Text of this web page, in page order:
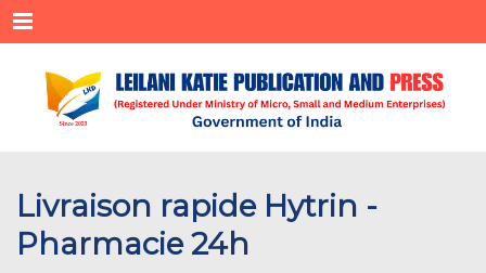
Menu
Livraison rapide Hytrin -
Pharmacie 24h